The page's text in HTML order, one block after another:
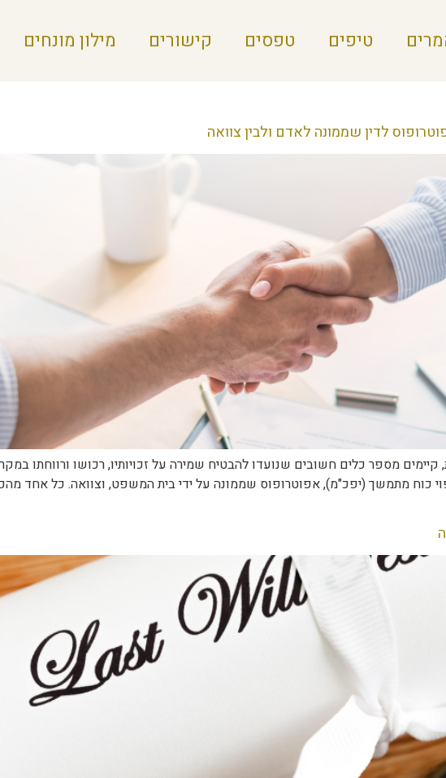
טיפים טפסים קישורים מילון מונחים
לדין שממונה לאדם ולבין צוואה
מספר כלים חשובים שנועדו להבטיח שמירה על זכויותיו, רכושו ורווחתו
כוח מתמשך (יפכ"מ), אפוטרופוס שממונה על ידי בית המשפט, וצוואה. כל אחד